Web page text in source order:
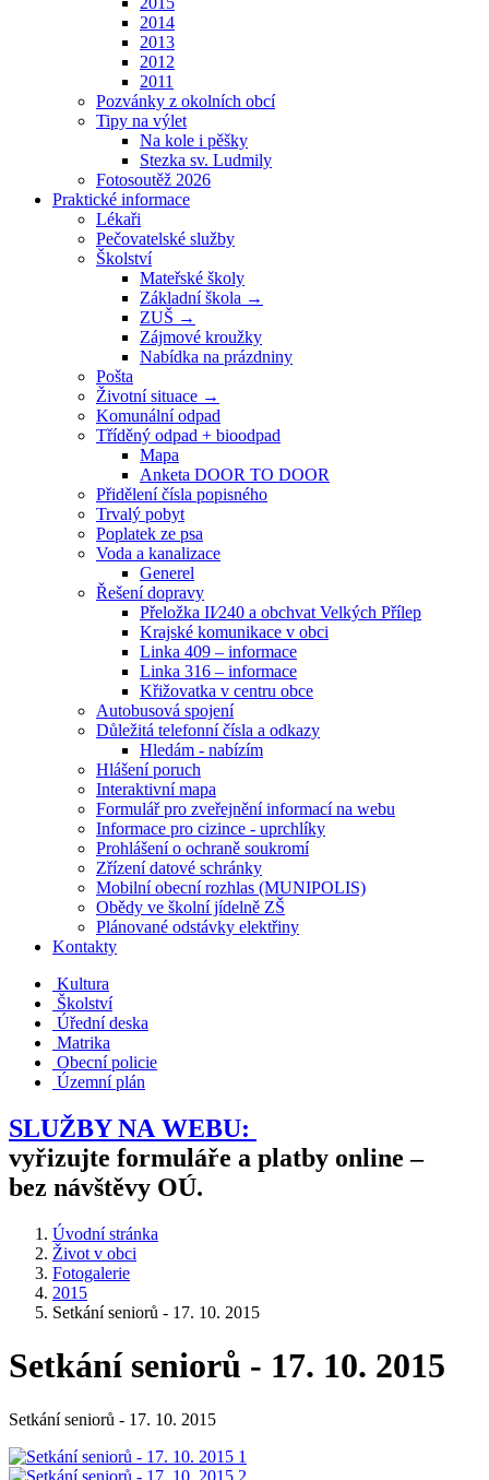
2014
2013
2012
2011
Pozvánky z okolních obcí
Tipy na výlet
Na kole i pěšky
Stezka sv. Ludmily
Fotosoutěž 2026
Praktické informace
Lékaři
Pečovatelské služby
Školství
Mateřské školy
Základní škola →
ZUŠ →
Zájmové kroužky
Nabídka na prázdniny
Pošta
Životní situace →
Komunální odpad
Tříděný odpad + bioodpad
Mapa
Anketa DOOR TO DOOR
Přidělení čísla popisného
Trvalý pobyt
Poplatek ze psa
Voda a kanalizace
Generel
Řešení dopravy
Přeložka II⁄240 a obchvat Velkých Přílep
Krajské komunikace v obci
Linka 409 – informace
Linka 316 – informace
Křižovatka v centru obce
Autobusová spojení
Důležitá telefonní čísla a odkazy
Hledám - nabízím
Hlášení poruch
Interaktivní mapa
Formulář pro zveřejnění informací na webu
Informace pro cizince - uprchlíky
Prohlášení o ochraně soukromí
Zřízení datové schránky
Mobilní obecní rozhlas (MUNIPOLIS)
Obědy ve školní jídelně ZŠ
Plánované odstávky elektřiny
Kontakty
Kultura
Školství
Úřední deska
Matrika
Obecní policie
Územní plán
SLUŽBY NA WEBU:
vyřizujte formuláře a platby online –
bez návštěvy OÚ.
Úvodní stránka
Život v obci
Fotogalerie
2015
Setkání seniorů - 17. 10. 2015
Setkání seniorů - 17. 10. 2015
Setkání seniorů - 17. 10. 2015